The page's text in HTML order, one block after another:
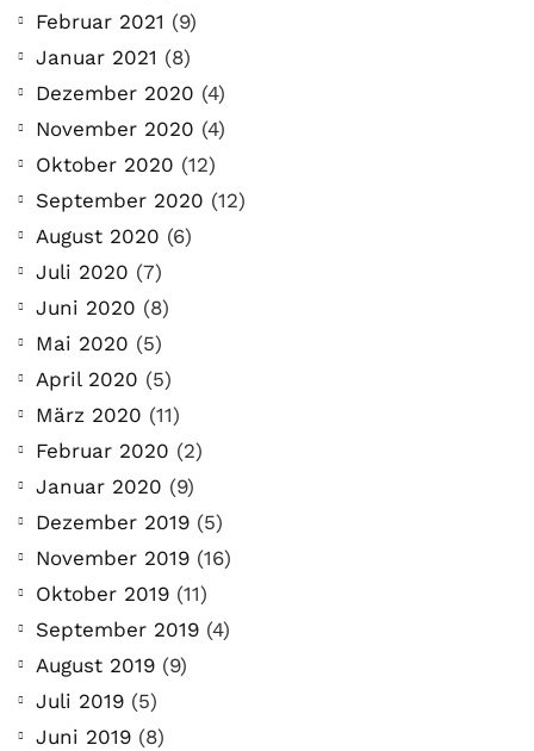
Februar 2021 (9)
Januar 2021 (8)
Dezember 2020 (4)
November 2020 (4)
Oktober 2020 (12)
September 2020 (12)
August 2020 (6)
Juli 2020 (7)
Juni 2020 (8)
Mai 2020 (5)
April 2020 (5)
März 2020 (11)
Februar 2020 (2)
Januar 2020 (9)
Dezember 2019 (5)
November 2019 (16)
Oktober 2019 (11)
September 2019 (4)
August 2019 (9)
Juli 2019 (5)
Juni 2019 (8)